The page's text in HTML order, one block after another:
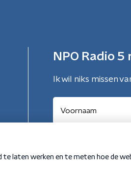
NPO Radio
Ik wil niks missen